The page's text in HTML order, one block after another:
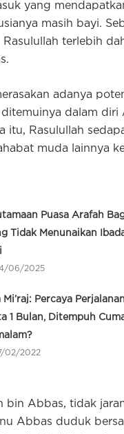
yang
masih bayi.
terlebih
adanya
dalam
itu, Rasulullah
muda lainnya
Puasa Arafah
Tidak Menunaikan
06/2025
Mi’raj: Percaya Perjalanan
1 Bulan, Ditempuh
02/2022
bin Abbas, tidak
Abbas duduk